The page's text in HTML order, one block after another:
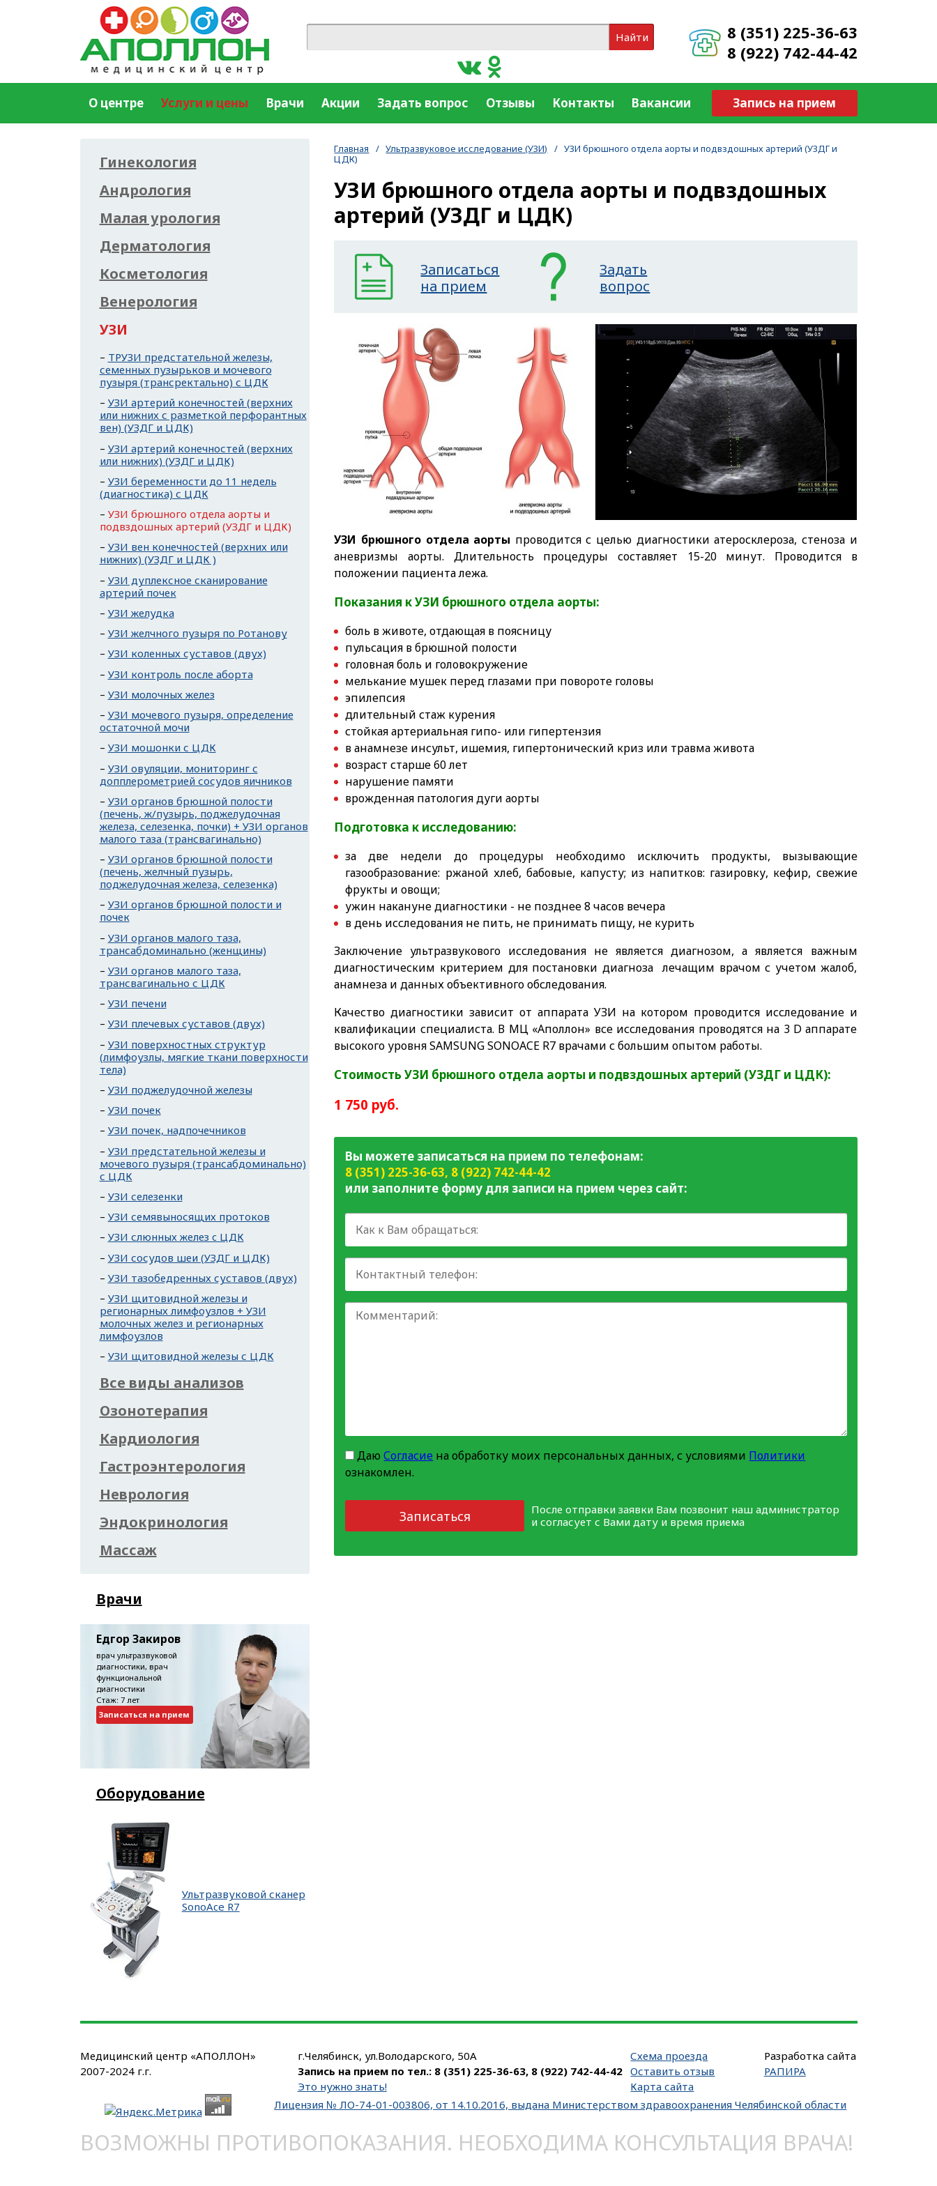
8 (351) 225-36-63
8 (922) 742-44-42
Найти
Запись на прием
О центре Услуги и цены Врачи Акции Задать вопрос Отзывы Контакты Вакансии
Главная / Ультразвуковое исследование (УЗИ) / УЗИ брюшного отдела аорты и подвздошных артерий (УЗДГ и
ЦДК)
УЗИ брюшного отдела аорты и подвздошных
артерий (УЗДГ и ЦДК)
Записаться
на прием
Задать
вопрос
УЗИ брюшного отдела аорты проводится с целью диагностики атеросклероза, стеноза и
аневризмы аорты. Длительность процедуры составляет 15-20 минут. Проводится в
положении пациента лежа.
Показания к УЗИ брюшного отдела аорты:
боль в животе, отдающая в поясницу
пульсация в брюшной полости
головная боль и головокружение
мелькание мушек перед глазами при повороте головы
эпилепсия
длительный стаж курения
стойкая артериальная гипо- или гипертензия
в анамнезе инсульт, ишемия, гипертонический криз или травма живота
возраст старше 60 лет
нарушение памяти
врожденная патология дуги аорты
Подготовка к исследованию:
за две недели до процедуры необходимо исключить продукты, вызывающие
газообразование: ржаной хлеб, бабовые, капусту; из напитков: газировку, кефир, свежие
фрукты и овощи;
ужин накануне диагностики - не позднее 8 часов вечера
в день исследования не пить, не принимать пищу, не курить
Заключение ультразвукового исследования не является диагнозом, а является важным
диагностическим критерием для постановки диагноза лечащим врачом с учетом жалоб,
анамнеза и данных объективного обследования.
Качество диагностики зависит от аппарата УЗИ на котором проводится исследование и
квалификации специалиста. В МЦ «Аполлон» все исследования проводятся на 3 D аппарате
высокого уровня SAMSUNG SONOACE R7 врачами с большим опытом работы.
Стоимость УЗИ брюшного отдела аорты и подвздошных артерий (УЗДГ и ЦДК):
1 750 руб.
Вы можете записаться на прием по телефонам:
8 (351) 225-36-63, 8 (922) 742-44-42
или заполните форму для записи на прием через сайт:
ДаюСогласие на обработку моих персональных данных, с условиями Политики
ознакомлен.
Записаться
После отправки заявки Вам позвонит наш администратор
и согласует с Вами дату и время приема
Гинекология
Андрология
Малая урология
Дерматология
Косметология
Венерология
УЗИ
ТРУЗИ предстательной железы,
семенных пузырьков и мочевого
пузыря (трансректально) с ЦДК
УЗИ артерий конечностей (верхних
или нижних с разметкой перфорантных
вен) (УЗДГ и ЦДК)
УЗИ артерий конечностей (верхних
или нижних) (УЗДГ и ЦДК)
УЗИ беременности до 11 недель
(диагностика) с ЦДК
УЗИ брюшного отдела аорты и
подвздошных артерий (УЗДГ и ЦДК)
УЗИ вен конечностей (верхних или
нижних) (УЗДГ и ЦДК )
УЗИ дуплексное сканирование
артерий почек
УЗИ желудка
УЗИ желчного пузыря по Ротанову
УЗИ коленных суставов (двух)
УЗИ контроль после аборта
УЗИ молочных желез
УЗИ мочевого пузыря, определение
остаточной мочи
УЗИ мошонки с ЦДК
УЗИ овуляции, мониторинг с
допплерометрией сосудов яичников
УЗИ органов брюшной полости
(печень, ж/пузырь, поджелудочная
железа, селезенка, почки) + УЗИ органов
малого таза (трансвагинально)
УЗИ органов брюшной полости
(печень, желчный пузырь,
поджелудочная железа, селезенка)
УЗИ органов брюшной полости и
почек
УЗИ органов малого таза,
трансабдоминально (женщины)
УЗИ органов малого таза,
трансвагинально с ЦДК
УЗИ печени
УЗИ плечевых суставов (двух)
УЗИ поверхностных структур
(лимфоузлы, мягкие ткани поверхности
тела)
УЗИ поджелудочной железы
УЗИ почек
УЗИ почек, надпочечников
УЗИ предстательной железы и
мочевого пузыря (трансабдоминально)
с ЦДК
УЗИ селезенки
УЗИ семявыносящих протоков
УЗИ слюнных желез c ЦДК
УЗИ сосудов шеи (УЗДГ и ЦДК)
УЗИ тазобедренных суставов (двух)
УЗИ щитовидной железы и
регионарных лимфоузлов + УЗИ
молочных желез и регионарных
лимфоузлов
УЗИ щитовидной железы с ЦДК
Все виды анализов
Озонотерапия
Кардиология
Гастроэнтерология
Неврология
Эндокринология
Массаж
Врачи
Едгор Закиров
врач ультразвуковой
диагностики, врач
функциональной
диагностики
Стаж: 7 лет
Записаться на прием
Оборудование
Ультразвуковой сканер
SonoAce R7
Медицинский центр «АПОЛЛОН»
2007-2024 г.г.
г.Челябинск, ул.Володарского, 50А
Запись на прием по тел.: 8 (351) 225-36-63, 8 (922) 742-44-42
Это нужно знать!
Схема проезда
Оставить отзыв
Карта сайта
Лицензия № ЛО-74-01-003806, от 14.10.2016, выдана Министерством здравоохранения Челябинской области
ВОЗМОЖНЫ ПРОТИВОПОКАЗАНИЯ. НЕОБХОДИМА КОНСУЛЬТАЦИЯ ВРАЧА!
Разработка сайта
РАПИРА